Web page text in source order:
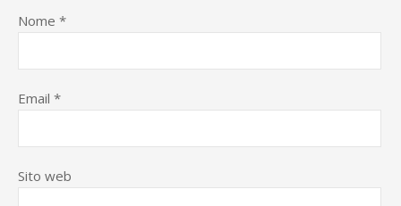
Nome *
Email *
Sito web